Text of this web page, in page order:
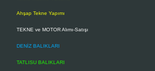
Ahşap Tekne Yapımı
TEKNE ve MOTOR Alımı-Satışı
DENİZ BALIKLARI
TATLISU BALIKLARI